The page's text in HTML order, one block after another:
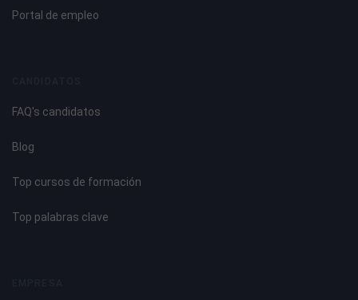
Portal de empleo
FAQ's candidatos
Blog
Top cursos de formación
Top palabras clave